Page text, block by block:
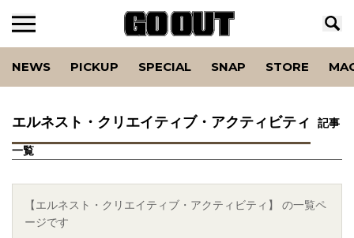
NEWS PICKUP SPECIAL SNAP STORE
エルネスト・クリエイティブ・アクティビティ
記事
一覧
【エルネスト・クリエイティブ・アクティビティ】 の一覧ペ
ージです